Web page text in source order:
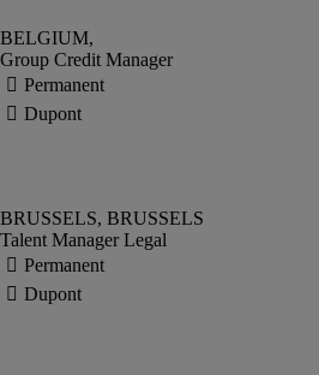
Group Credit Manager
Talent Manager Legal